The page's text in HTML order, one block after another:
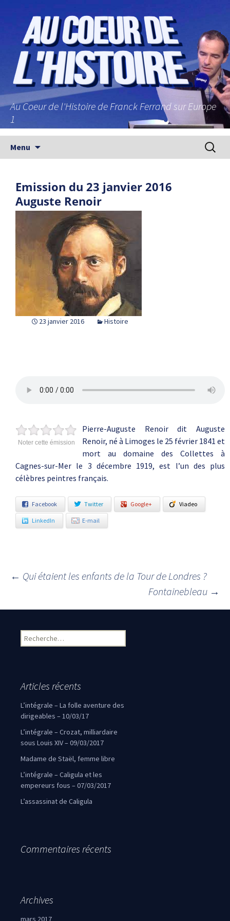
Au Coeur de l'Histoire de Franck Ferrand sur Europe
1
Menu
Emission du 23 janvier 2016
Auguste Renoir
23 janvier 2016 Histoire
Noter cette émission
Pierre-Auguste Renoir dit Auguste
Renoir, né à Limoges le 25 février 1841 et
mort au domaine des Collettes à
Cagnes-sur-Mer le 3 décembre 1919, est l’un des plus
célèbres peintres français.
Facebook Twitter Google+ Viadeo
LinkedIn E-mail
Navigation des articles
← Qui étaient les enfants de la Tour de Londres ?
Fontainebleau →
Rechercher :
Articles récents
L’intégrale – La folle aventure des
dirigeables – 10/03/17
L’intégrale – Crozat, milliardaire
sous Louis XIV – 09/03/2017
Madame de Staël, femme libre
L’intégrale – Caligula et les
empereurs fous – 07/03/2017
L’assassinat de Caligula
Commentaires récents
Archives
mars 2017